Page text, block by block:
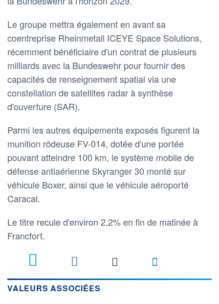
Le groupe mettra également en avant sa
coentreprise Rheinmetall ICEYE Space Solutions,
récemment bénéficiaire d'un contrat de plusieurs
milliards avec la Bundeswehr pour fournir des
capacités de renseignement spatial via une
constellation de satellites radar à synthèse
d'ouverture (SAR).
Parmi les autres équipements exposés figurent la
munition rôdeuse FV-014, dotée d'une portée
pouvant atteindre 100 km, le système mobile de
défense antiaérienne Skyranger 30 monté sur
véhicule Boxer, ainsi que le véhicule aéroporté
Caracal.
Le titre recule d'environ 2,2% en fin de matinée à
Francfort.
VALEURS ASSOCIÉES